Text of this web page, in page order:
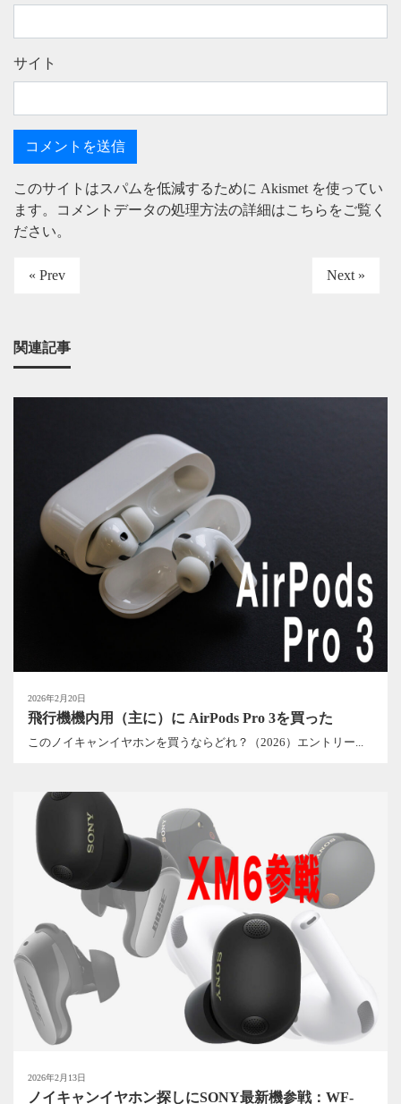
サイト
このサイトはスパムを低減するために Akismet を使ってい
ます。
コメントデータの処理方法の詳細はこちらをご覧く
ださい。
« Prev Next »
関連記事
2026年2月20日
飛行機機内用（主に）に AirPods Pro 3を買った
このノイキャンイヤホンを買うならどれ？（2026）エントリー...
2026年2月13日
ノイキャンイヤホン探しにSONY最新機参戦：WF-